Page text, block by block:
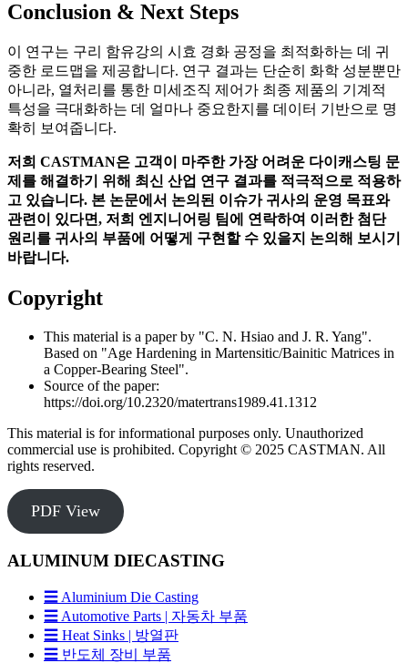
Conclusion & Next Steps
이 연구는 구리 함유강의 시효 경화 공정을 최적화하는 데 귀
중한 로드맵을 제공합니다. 연구 결과는 단순히 화학 성분뿐만
아니라, 열처리를 통한 미세조직 제어가 최종 제품의 기계적
특성을 극대화하는 데 얼마나 중요한지를 데이터 기반으로 명
확히 보여줍니다.
저희 CASTMAN은 고객이 마주한 가장 어려운 다이캐스팅 문
제를 해결하기 위해 최신 산업 연구 결과를 적극적으로 적용하
고 있습니다. 본 논문에서 논의된 이슈가 귀사의 운영 목표와
관련이 있다면, 저희 엔지니어링 팀에 연락하여 이러한 첨단
원리를 귀사의 부품에 어떻게 구현할 수 있을지 논의해 보시기
바랍니다.
Copyright
This material is a paper by "C. N. Hsiao and J. R. Yang".
Based on "Age Hardening in Martensitic/Bainitic Matrices in
a Copper-Bearing Steel".
Source of the paper:
https://doi.org/10.2320/matertrans1989.41.1312
This material is for informational purposes only. Unauthorized
commercial use is prohibited. Copyright © 2025 CASTMAN. All
rights reserved.
PDF View
ALUMINUM DIECASTING
☰ Aluminium Die Casting
☰ Automotive Parts | 자동차 부품
☰ Heat Sinks | 방열판
☰ 반도체 장비 부품